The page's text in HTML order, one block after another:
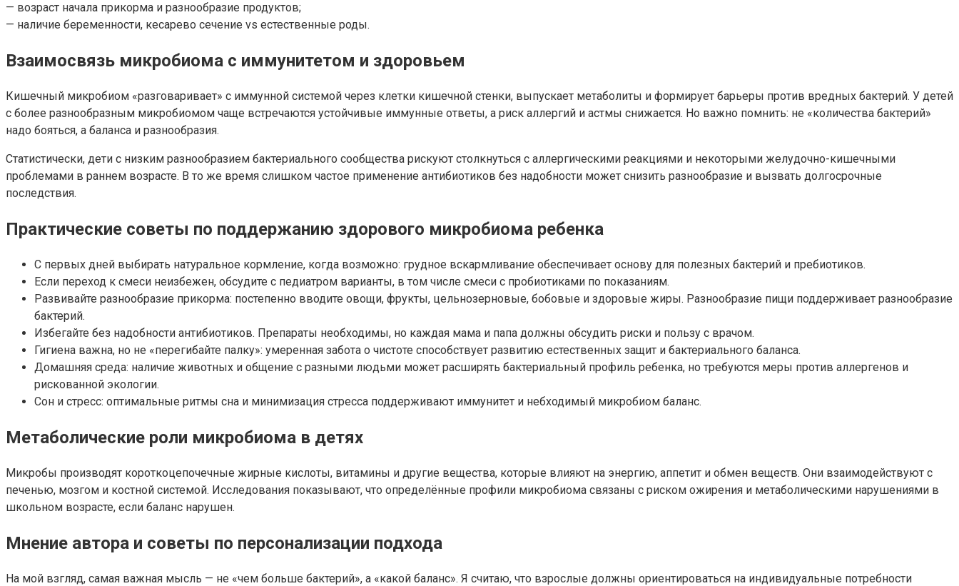
— возраст начала прикорма и разнообразие продуктов;
— наличие беременности, кесарево сечение vs естественные роды.
Взаимосвязь микробиома с иммунитетом и здоровьем
Кишечный микробиом «разговаривает» с иммунной системой через клетки кишечной стенки, выпускает метаболиты и формирует барьеры против вредных бактерий. У детей
с более разнообразным микробиомом чаще встречаются устойчивые иммунные ответы, а риск аллергий и астмы снижается. Но важно помнить: не «количества бактерий»
надо бояться, а баланса и разнообразия.
Статистически, дети с низким разнообразием бактериального сообщества рискуют столкнуться с аллергическими реакциями и некоторыми желудочно-кишечными
проблемами в раннем возрасте. В то же время слишком частое применение антибиотиков без надобности может снизить разнообразие и вызвать долгосрочные
последствия.
Практические советы по поддержанию здорового микробиома ребенка
С первых дней выбирать натуральное кормление, когда возможно: грудное вскармливание обеспечивает основу для полезных бактерий и пребиотиков.
Если переход к смеси неизбежен, обсудите с педиатром варианты, в том числе смеси с пробиотиками по показаниям.
Развивайте разнообразие прикорма: постепенно вводите овощи, фрукты, цельнозерновые, бобовые и здоровые жиры. Разнообразие пищи поддерживает разнообразие
бактерий.
Избегайте без надобности антибиотиков. Препараты необходимы, но каждая мама и папа должны обсудить риски и пользу с врачом.
Гигиена важна, но не «перегибайте палку»: умеренная забота о чистоте способствует развитию естественных защит и бактериального баланса.
Домашняя среда: наличие животных и общение с разными людьми может расширять бактериальный профиль ребенка, но требуются меры против аллергенов и
рискованной экологии.
Сон и стресс: оптимальные ритмы сна и минимизация стресса поддерживают иммунитет и небходимый микробиом баланс.
Метаболические роли микробиома в детях
Микробы производят короткоцепочечные жирные кислоты, витамины и другие вещества, которые влияют на энергию, аппетит и обмен веществ. Они взаимодействуют с
печенью, мозгом и костной системой. Исследования показывают, что определённые профили микробиома связаны с риском ожирения и метаболическими нарушениями в
школьном возрасте, если баланс нарушен.
Мнение автора и советы по персонализации подхода
На мой взгляд, самая важная мысль — не «чем больше бактерий», а «какой баланс». Я считаю, что взрослые должны ориентироваться на индивидуальные потребности